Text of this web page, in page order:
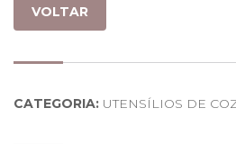
VOLTAR
CATEGORIA: UTENSÍLIOS DE